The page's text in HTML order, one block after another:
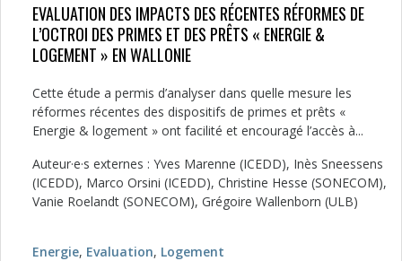
EVALUATION DES IMPACTS DES RÉCENTES RÉFORMES DE
L’OCTROI DES PRIMES ET DES PRÊTS « ENERGIE &
LOGEMENT » EN WALLONIE
Cette étude a permis d’analyser dans quelle mesure les
réformes récentes des dispositifs de primes et prêts «
Energie & logement » ont facilité et encouragé l’accès à...
Auteur·e·s externes : Yves Marenne (ICEDD), Inès Sneessens
(ICEDD), Marco Orsini (ICEDD), Christine Hesse (SONECOM),
Vanie Roelandt (SONECOM), Grégoire Wallenborn (ULB)
Energie, Evaluation, Logement